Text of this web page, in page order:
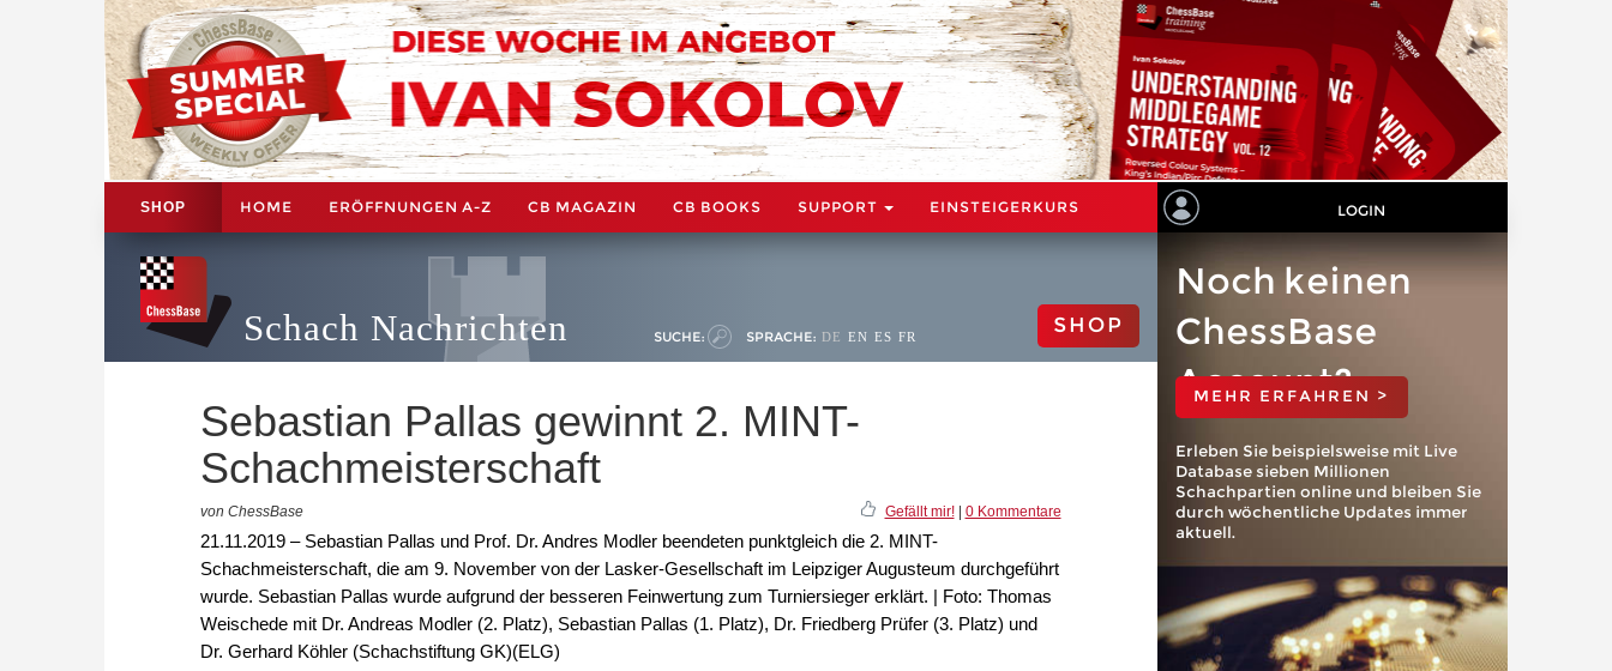
SHOP HOME ERÖFFNUNGEN A-Z CB MAGAZIN CB BOOKS SUPPORT EINSTEIGERKURS LOGIN
Schach Nachrichten SUCHE: SPRACHE: DE EN ES FR SHOP
Sebastian Pallas gewinnt 2. MINT-
Schachmeisterschaft
von ChessBase Gefällt mir!| 0 Kommentare
21.11.2019 – Sebastian Pallas und Prof. Dr. Andres Modler beendeten punktgleich die 2. MINT-
Schachmeisterschaft, die am 9. November von der Lasker-Gesellschaft im Leipziger Augusteum durchgeführt
wurde. Sebastian Pallas wurde aufgrund der besseren Feinwertung zum Turniersieger erklärt. | Foto: Thomas
Weischede mit Dr. Andreas Modler (2. Platz), Sebastian Pallas (1. Platz), Dr. Friedberg Prüfer (3. Platz) und
Dr. Gerhard Köhler (Schachstiftung GK)(ELG)
Noch keinen
ChessBase
Account?
MEHR ERFAHREN >
Erleben Sie beispielsweise mit Live
Database sieben Millionen
Schachpartien online und bleiben Sie
durch wöchentliche Updates immer
aktuell.